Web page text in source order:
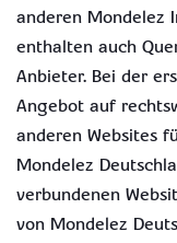
anderen Mondelez
enthalten auch
Anbieter. Bei der
Angebot auf
anderen Websites
Mondelez
verbundenen
von Mondelez